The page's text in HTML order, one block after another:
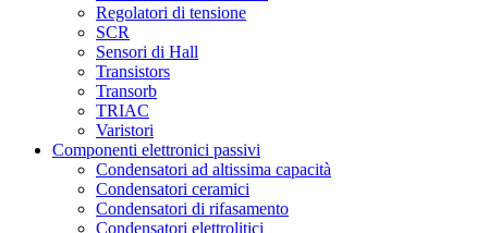
Regolatori di tensione
SCR
Sensori di Hall
Transistors
Transorb
TRIAC
Varistori
Componenti elettronici passivi
Condensatori ad altissima capacità
Condensatori ceramici
Condensatori di rifasamento
Condensatori elettrolitici